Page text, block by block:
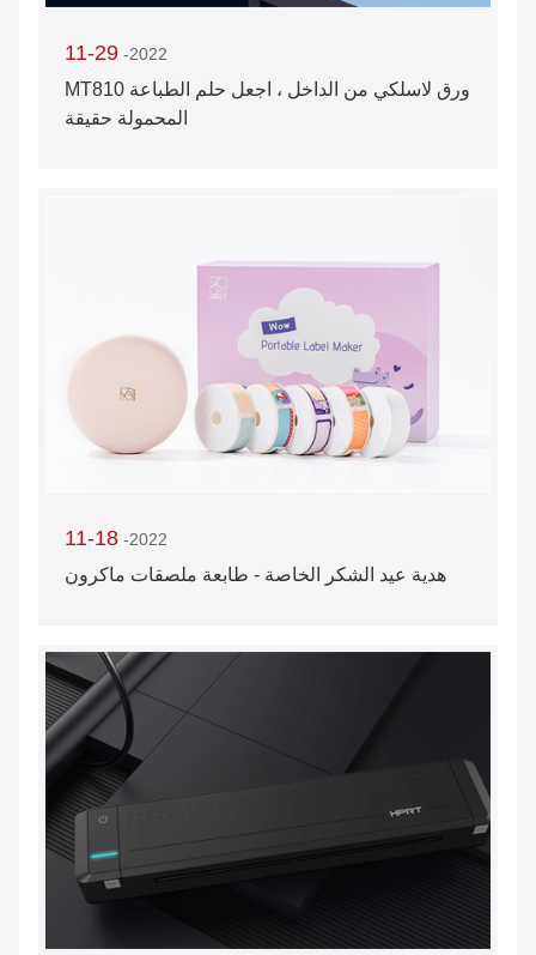
11-29 -2022
MT810 ورق لاسلكي من الداخل ، اجعل حلم الطباعة
المحمولة حقيقة
11-18 -2022
هدية عيد الشكر الخاصة - طابعة ملصقات ماكرون